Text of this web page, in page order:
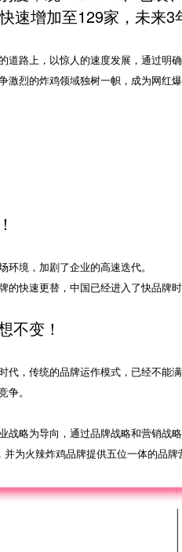
速增加至129家，未来3
道路上，以惊人的速度发展，通过明
激烈的炸鸡领域独树一帜，成为网红
境，加剧了企业的高速迭代。
快速更替，中国已经进入了快品牌时
不变！
代，传统的品牌运作模式，已经不能
。
战略为导向，通过品牌战略和营销战
为火辣炸鸡品牌提供五位一体的品牌